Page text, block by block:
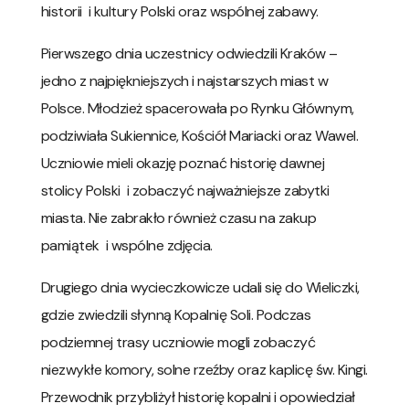
historii i kultury Polski oraz wspólnej zabawy.
Pierwszego dnia uczestnicy odwiedzili Kraków –
jedno z najpiękniejszych i najstarszych miast w
Polsce. Młodzież spacerowała po Rynku Głównym,
podziwiała Sukiennice, Kościół Mariacki oraz Wawel.
Uczniowie mieli okazję poznać historię dawnej
stolicy Polski i zobaczyć najważniejsze zabytki
miasta. Nie zabrakło również czasu na zakup
pamiątek i wspólne zdjęcia.
Drugiego dnia wycieczkowicze udali się do Wieliczki,
gdzie zwiedzili słynną Kopalnię Soli. Podczas
podziemnej trasy uczniowie mogli zobaczyć
niezwykłe komory, solne rzeźby oraz kaplicę św. Kingi.
Przewodnik przybliżył historię kopalni i opowiedział